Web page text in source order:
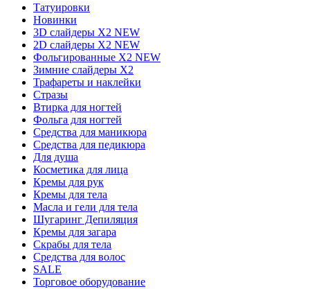
Татуировки
Новинки
3D слайдеры X2 NEW
2D слайдеры X2 NEW
Фольгированные X2 NEW
Зимние слайдеры Х2
Трафареты и наклейки
Стразы
Втирка для ногтей
Фольга для ногтей
Средства для маникюра
Средства для педикюра
Для душа
Косметика для лица
Кремы для рук
Кремы для тела
Масла и гели для тела
Шугаринг Депиляция
Кремы для загара
Скрабы для тела
Средства для волос
SALE
Торговое оборудование